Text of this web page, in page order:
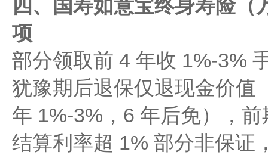
四、国寿如意宝终身寿险
项
部分领取前 4 年收 1%-3%
犹豫期后退保仅退现金价值
年 1%-3%，6 年后免），
结算利率超 1% 部分非保证